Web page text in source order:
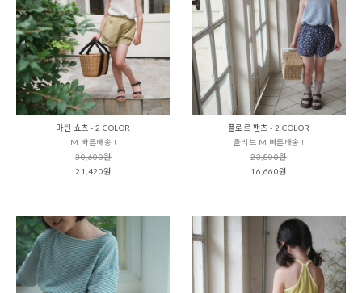
마틴 쇼츠 - 2 COLOR
M 빠른배송 !
30,600원
21,420원
플로르 팬츠 - 2 COLOR
올리브 M 빠른배송 !
23,800원
16,660원